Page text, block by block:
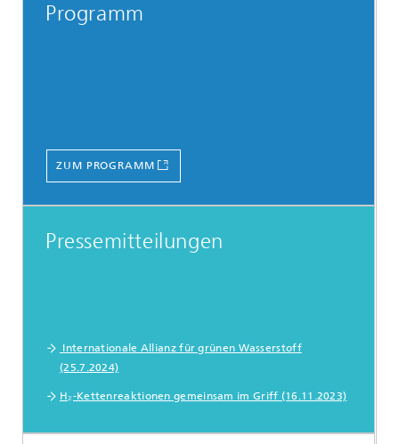
Programm
ZUM PROGRAMM
Pressemitteilungen
Internationale Allianz für grünen Wasserstoff
(25.7.2024)
H₂-Kettenreaktionen gemeinsam im Griff (16.11.2023)